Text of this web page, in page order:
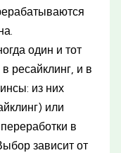
один и тот
ресайклинг, и в
из них
или
в
зависит от